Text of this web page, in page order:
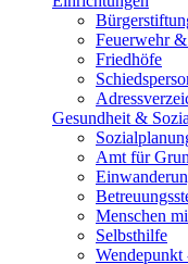
Feuerwehr
Friedhöfe
Gesundheit &
Amt für
Menschen
Selbsthilfe